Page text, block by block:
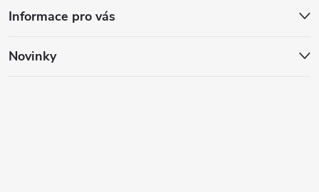
Informace pro vás
Novinky